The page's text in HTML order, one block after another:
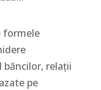
formele
relații
pe